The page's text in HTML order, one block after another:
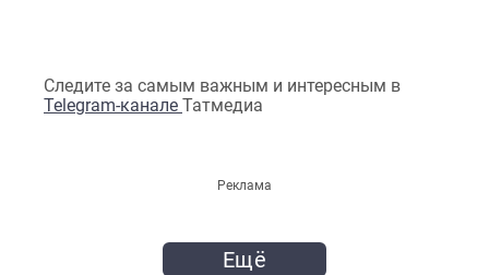
Следите за самым важным и интересным в
Telegram-канале Татмедиа
Реклама
Ещё